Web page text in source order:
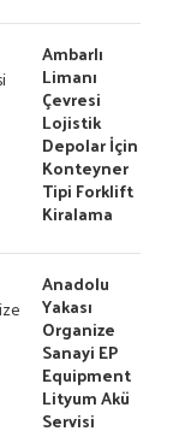
Ambarlı
Limanı
Çevresi
Lojistik
Depolar İçin
Konteyner
Tipi Forklift
Kiralama
Anadolu
Yakası
Organize
Sanayi EP
Equipment
Lityum Akü
Servisi